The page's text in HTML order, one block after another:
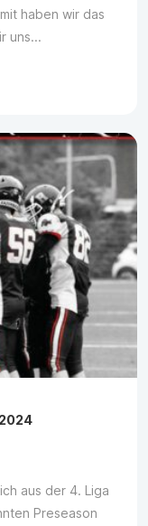
haben wir das
uns...
aus der 4. Liga
Preseason